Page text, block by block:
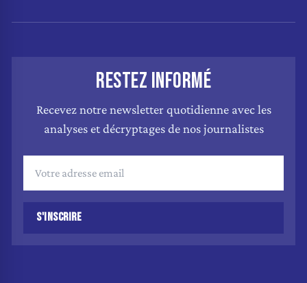
RESTEZ INFORMÉ
Recevez notre newsletter quotidienne avec les
analyses et décryptages de nos journalistes
S'INSCRIRE